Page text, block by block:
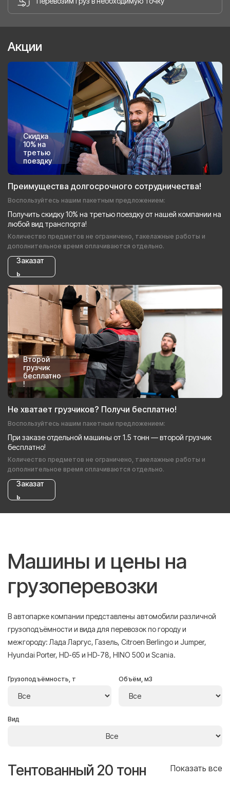
Акции
Скидка
10% на
третью
поездку
Преимущества долгосрочного сотрудничества!
Воспользуйтесь нашим пакетным предложением:
Получить скидку 10% на третью поездку от нашей компании на
любой вид транспорта!
Количество предметов не ограничено, такелажные работы и
дополнительное время оплачиваются отдельно.
Заказат
ь
Второй
грузчик
бесплатно
!
Не хватает грузчиков? Получи бесплатно!
Воспользуйтесь нашим пакетным предложением:
При заказе отдельной машины от 1.5 тонн — второй грузчик
бесплатно!
Количество предметов не ограничено, такелажные работы и
дополнительное время оплачиваются отдельно.
Заказат
ь
Машины и цены на
грузоперевозки
В автопарке компании представлены автомобили различной
грузоподъёмности и вида для перевозок по городу и
межгороду: Лада Ларгус, Газель, Citroen Berlingo и Jumper,
Hyundai Porter, HD-65 и HD-78, HINO 500 и Scania.
Грузоподъёмность, т Объём, м3
Вид
Тентованный 20 тонн Показать все